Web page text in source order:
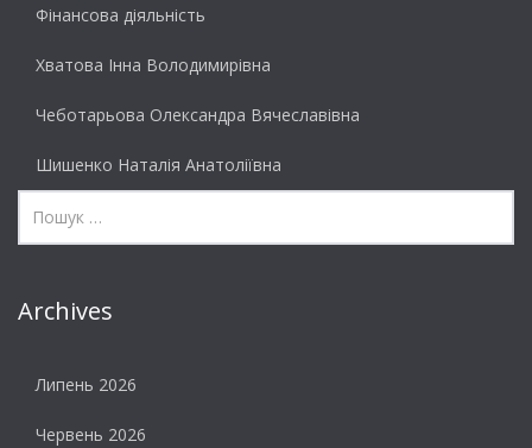
Фінансова діяльність
Хватова Інна Володимирівна
Чеботарьова Олександра Вячеславівна
Шишенко Наталія Анатоліївна
Archives
Липень 2026
Червень 2026